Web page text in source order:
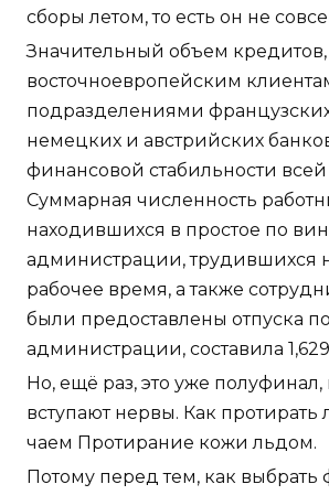
сборы летом, то есть он не
Значительный объем
восточноевропейским
подразделениями
немецких и австрийских
финансовой стабильности
Суммарная численность
находившихся в простое по
администрации, трудившихся
рабочее время, а также
были предоставлены отпуска
администрации, составила
Но, ещё раз, это уже полуфинал,
вступают нервы. Как
чаем Протирание кожи льдом.
Потому перед тем, как выбрать